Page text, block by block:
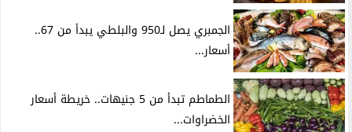
الجمبري يصل لـ950 والبلطي يبدأ من 67..
أسعار...
الطماطم تبدأ من 5 جنيهات.. خريطة أسعار
الخضراوات...